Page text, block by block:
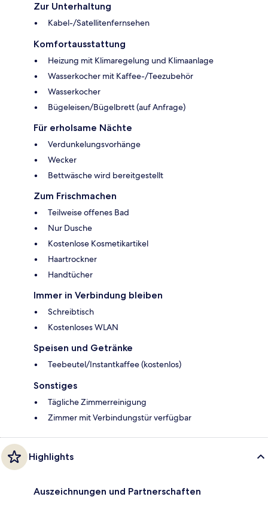
Zur Unterhaltung
Kabel-/Satellitenfernsehen
Komfortausstattung
Heizung mit Klimaregelung und Klimaanlage
Wasserkocher mit Kaffee-/Teezubehör
Wasserkocher
Bügeleisen/Bügelbrett (auf Anfrage)
Für erholsame Nächte
Verdunkelungsvorhänge
Wecker
Bettwäsche wird bereitgestellt
Zum Frischmachen
Teilweise offenes Bad
Nur Dusche
Kostenlose Kosmetikartikel
Haartrockner
Handtücher
Immer in Verbindung bleiben
Schreibtisch
Kostenloses WLAN
Speisen und Getränke
Teebeutel/Instantkaffee (kostenlos)
Sonstiges
Tägliche Zimmerreinigung
Zimmer mit Verbindungstür verfügbar
Highlights
Auszeichnungen und Partnerschaften